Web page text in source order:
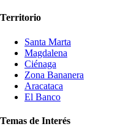
Territorio
Santa Marta
Magdalena
Ciénaga
Zona Bananera
Aracataca
El Banco
Temas de Interés